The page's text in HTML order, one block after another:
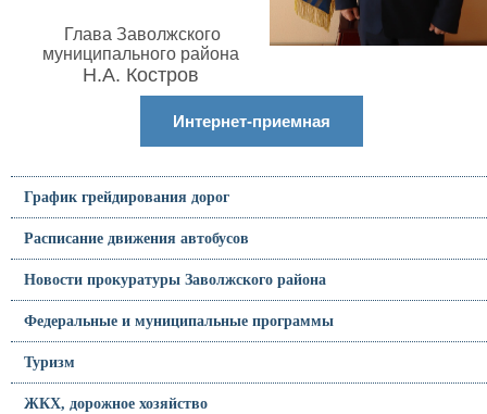
Глава Заволжского
муниципального района
Н.А. Костров
Интернет-приемная
График грейдирования дорог
Расписание движения автобусов
Новости прокуратуры Заволжского района
Федеральные и муниципальные программы
Туризм
ЖКХ, дорожное хозяйство